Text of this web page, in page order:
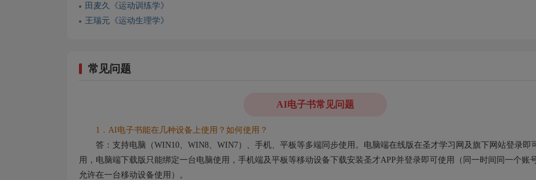
田麦久《运动训练学》
王瑞元《运动生理学》
常见问题
AI电子书常见问题
1．AI电子书能在几种设备上使用？如何使用？
答：支持电脑（WIN10、WIN8、WIN7）、手机、平板等多端同步使用。电脑端在线版在圣才学习网及旗下网站登录即
用，电脑端下载版只能绑定一台电脑使用，手机端及平板等移动设备下载安装圣才APP并登录即可使用（同一时间同一个账
允许在一台移动设备使用）。